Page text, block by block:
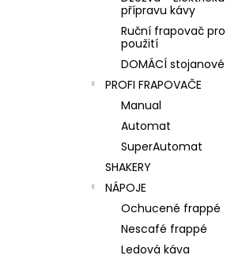
přípravu kávy
Ruční frapovač
použití
DOMÁCÍ
PROFI FRAPOVAČE
Manual
Automat
SuperAutomat
SHAKERY
NÁPOJE
Ochucené frappé
Nescafé frappé
Ledová káva